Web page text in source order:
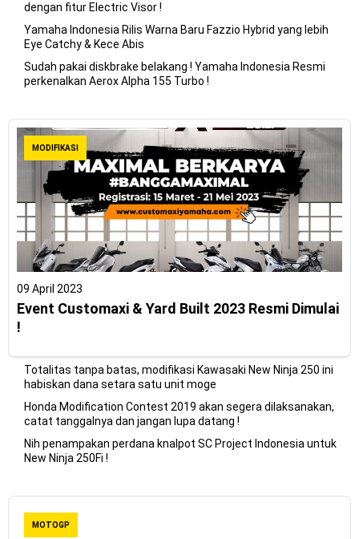
dengan fitur Electric Visor !
Yamaha Indonesia Rilis Warna Baru Fazzio Hybrid yang lebih
Eye Catchy & Kece Abis
Sudah pakai diskbrake belakang ! Yamaha Indonesia Resmi
perkenalkan Aerox Alpha 155 Turbo !
MODIFIKASI
09 April 2023
Event Customaxi & Yard Built 2023 Resmi Dimulai
!
Totalitas tanpa batas, modifikasi Kawasaki New Ninja 250 ini
habiskan dana setara satu unit moge
Honda Modification Contest 2019 akan segera dilaksanakan,
catat tanggalnya dan jangan lupa datang !
Nih penampakan perdana knalpot SC Project Indonesia untuk
New Ninja 250Fi !
MOTOGP